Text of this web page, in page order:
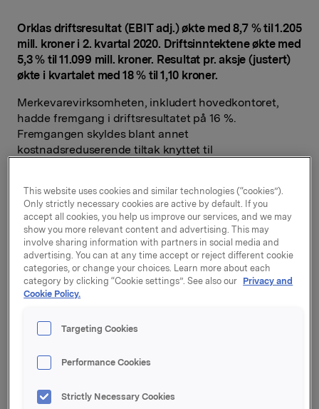
Orklas driftsresultat (EBIT adj.) økte med 8,7 % til 1.205
mill. kroner i 2. kvartal 2020. Driftsinntektene økte med
5,3 % til 11.099 mill. kroner. Resultat pr. aksje (justert)
økte i kvartalet med 18 % til 1,10 kroner.
Merkevarevirksomheten, inkludert hovedkontoret,
hadde fremgang i driftsresultatet på 16 %.
Fremgangen skyldes blant annet
kostnadsreduserende tiltak knyttet til
Fire av fem forretningsområder hadde markant
fremgang i driftsresultatet i 2. kvartal, sammenlignet
med samme periode i 2019: Orkla Consumer
Investments (+ 46 %), Orkla Care (+ 27 %), Orkla
Confectionery & Snacks (+ 26 %) og Orkla Foods (+ 22
%). Som følge av nedstenging i flere markeder og
myndighetspålagte restriksjoner hadde Orkla Food
Ingredients en nedgang i driftsresultatet på 48 %.
på 6,2 %, primært som følge av valutaendringer og
kvartalet. Orkla hadde god salgsvekst i
This website uses cookies and similar technologies (“cookies”).
Only strictly necessary cookies are active by default. If you
accept all cookies, you help us improve our services, and we may
show you more relevant content and advertising. This may
involve sharing information with partners in social media and
advertising. You can at any time accept or reject different cookie
categories, or change your choices. Learn more about each
category by clicking “Cookie settings”. See also our Privacy and
Cookie Policy.
Targeting Cookies
Performance Cookies
Strictly Necessary Cookies